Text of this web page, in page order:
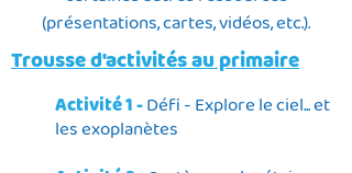
(présentations, cartes, vidéos, etc.).
Trousse d'activités au primaire
Activité 1 -Défi - Explore le ciel... et
les exoplanètes